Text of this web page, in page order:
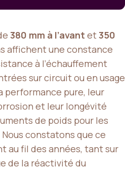
380 mm à l’avant et350
affichent une constance
à l’échauffement
sur circuit ou en usage
pure, leur
et leur longévité
de poids pour les
constatons que ce
au fil des années, tant sur
de la réactivité du